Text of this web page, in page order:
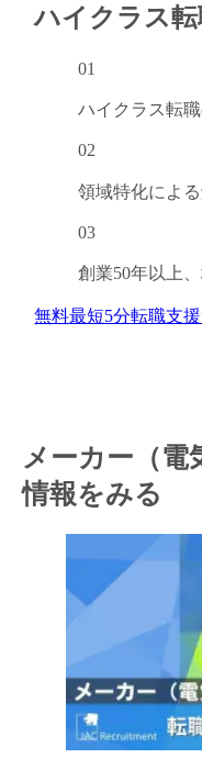
ハイクラス
01
ハイクラス転
02
領域特化による
03
創業50年以上、
無料最短5分転職支
メーカー（電
情報をみる